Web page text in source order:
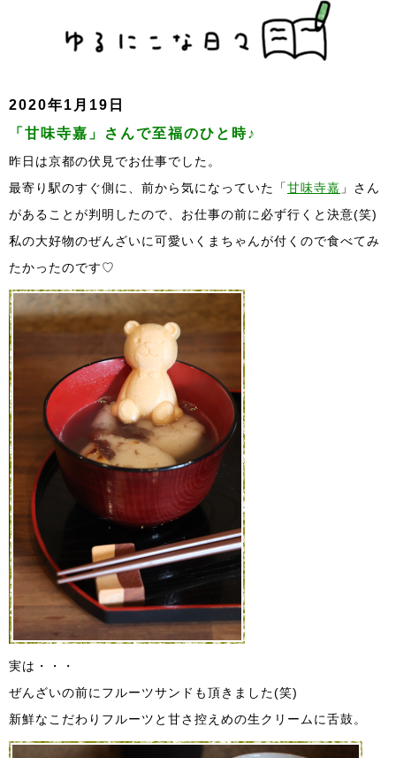
2020年1月19日
「甘味寺嘉」さんで至福のひと時♪
昨日は京都の伏見でお仕事でした。
最寄り駅のすぐ側に、前から気になっていた「甘味寺嘉 」さん
があることが判明したので、お仕事の前に必ず行くと決意(笑)
私の大好物のぜんざいに可愛いくまちゃんが付くので食べてみ
たかったのです♡
実は・・・
ぜんざいの前にフルーツサンドも頂きました(笑)
新鮮なこだわりフルーツと甘さ控えめの生クリームに舌鼓。